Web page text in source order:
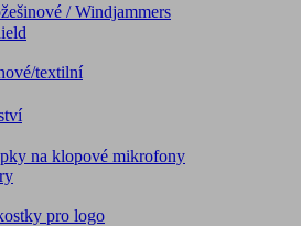
/ Windjammers
textilní
na klopové mikrofony
pro logo